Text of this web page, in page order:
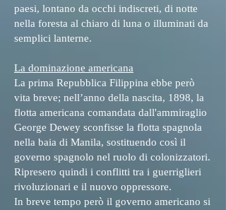
paesi, lontano da occhi indiscreti, di notte
nella foresta al chiaro di luna o illuminati da
semplici lanterne.
La dominazione americana
La prima Repubblica Filippina ebbe però
vita breve; nell’anno della nascita, 1898, la
flotta americana comandata dall'ammiraglio
George Dewey sconfisse la flotta spagnola
nella baia di Manila, sostituendo così il
governo spagnolo nel ruolo di colonizzatori.
Ripresero quindi i conflitti tra i guerriglieri
rivoluzionari e il nuovo oppressore.
In breve tempo però il governo americano si